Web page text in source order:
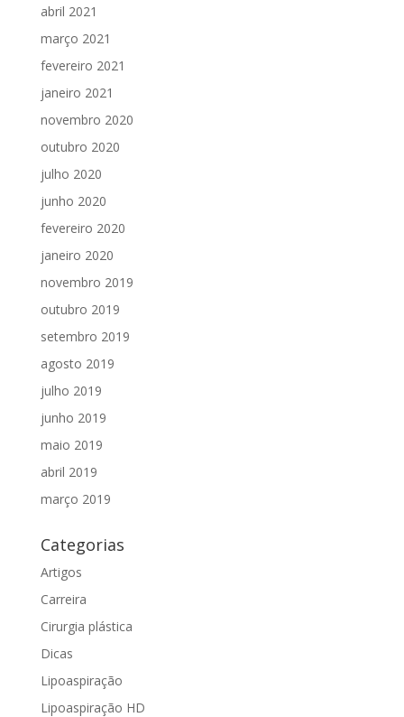
abril 2021
março 2021
fevereiro 2021
janeiro 2021
novembro 2020
outubro 2020
julho 2020
junho 2020
fevereiro 2020
janeiro 2020
novembro 2019
outubro 2019
setembro 2019
agosto 2019
julho 2019
junho 2019
maio 2019
abril 2019
março 2019
Categorias
Artigos
Carreira
Cirurgia plástica
Dicas
Lipoaspiração
Lipoaspiração HD